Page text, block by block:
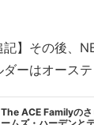
記】その後、
ーはオーステ
The ACE Familyの